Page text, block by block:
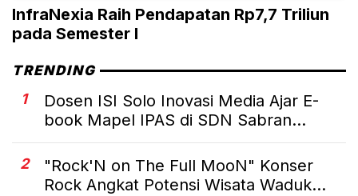
InfraNexia Raih Pendapatan Rp7,7 Triliun
pada Semester I
TRENDING
1
Dosen ISI Solo Inovasi Media Ajar E-
book Mapel IPAS di SDN Sabran...
2
"Rock'N on The Full MooN" Konser
Rock Angkat Potensi Wisata Waduk...